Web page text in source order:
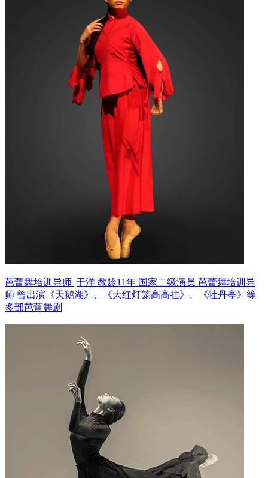
芭蕾舞培训导师 |于洋 教龄11年 国家二级演员 芭蕾舞培训导
师 曾出演《天鹅湖》、《大红灯笼高高挂》、《牡丹亭》等
多部芭蕾舞剧